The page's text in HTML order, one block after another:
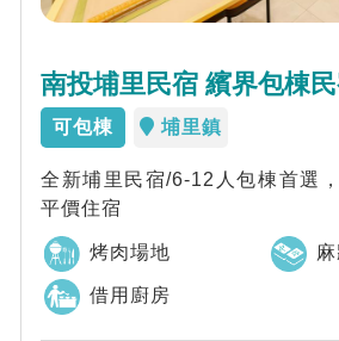
南投埔里民宿 繽界包棟
可包棟 埔里鎮
全新埔里民宿/6-12人包棟首選
平價住宿
烤肉場地
借用廚房